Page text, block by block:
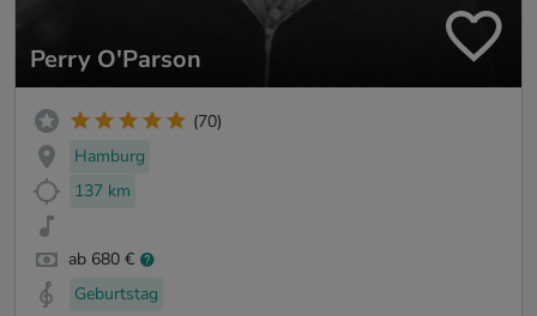
Perry O'Parson
(70)
Hamburg
137 km
ab 680 €
Geburtstag